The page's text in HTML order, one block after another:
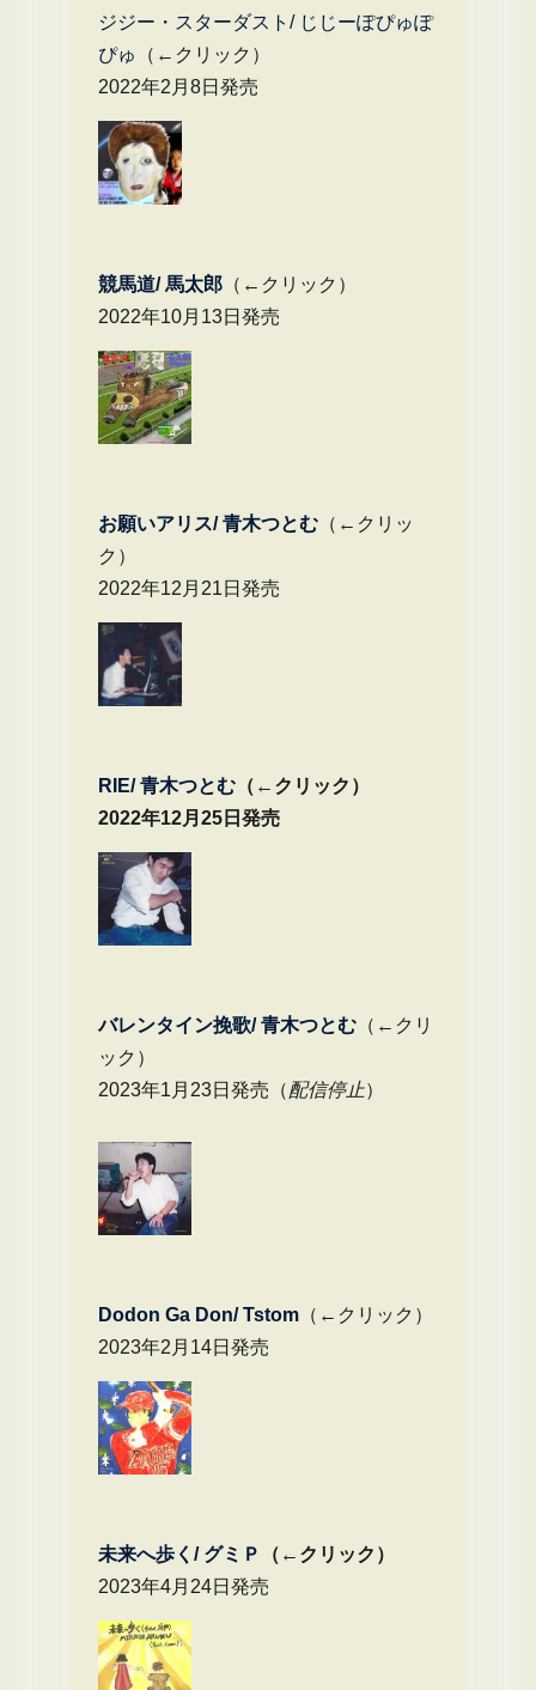
ジジー・スターダスト/ じじーぽぴゅぽ
ぴゅ
（←クリック）
2022年2月8日発売
競馬道/ 馬太郎（←クリック）
2022年10月13日発売
お願いアリス/ 青木つとむ（←クリッ
ク）
2022年12月21日発売
RIE/ 青木つとむ（←クリック）
2022年12月25日発売
バレンタイン挽歌/ 青木つとむ（←クリ
ック）
2023年1月23日発売（配信停止）
Dodon Ga Don/ Tstom（←クリック）
2023年2月14日発売
未来へ歩く/ グミＰ
（←クリック）
2023年4月24日発売